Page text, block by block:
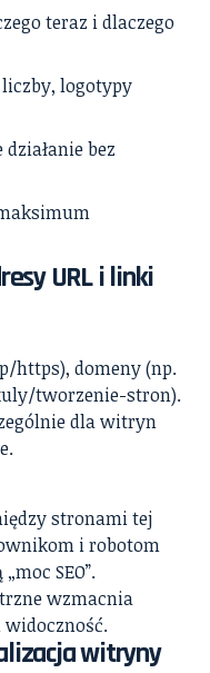
teraz i dlaczego
logotypy
działanie bez
URL i linki
https), domeny (np.
tworzenie-stron).
dla witryn
stronami tej
i robotom
SEO”.
wzmacnia
witryny